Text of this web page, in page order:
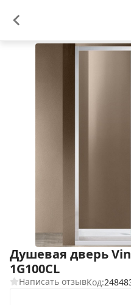
Душевая дверь
1G100CL
Написать отзывКод: